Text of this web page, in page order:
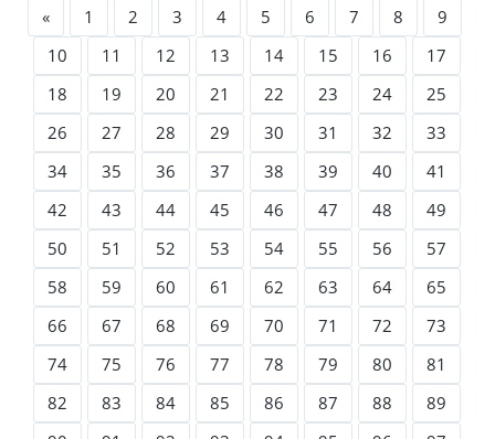
« 1 2 3 4 5 6 7 8
9
10
11 12 13 14 15 16
17
18
19 20 21 22 23 24
25
26
27 28 29 30 31 32
33
34
35 36 37 38 39 40
41
42
43 44 45 46 47 48
49
50
51 52 53 54 55 56
57
58
59 60 61 62 63 64
65
66
67 68 69 70 71 72
73
74
75 76 77 78 79 80
81
82
83 84 85 86 87 88
89